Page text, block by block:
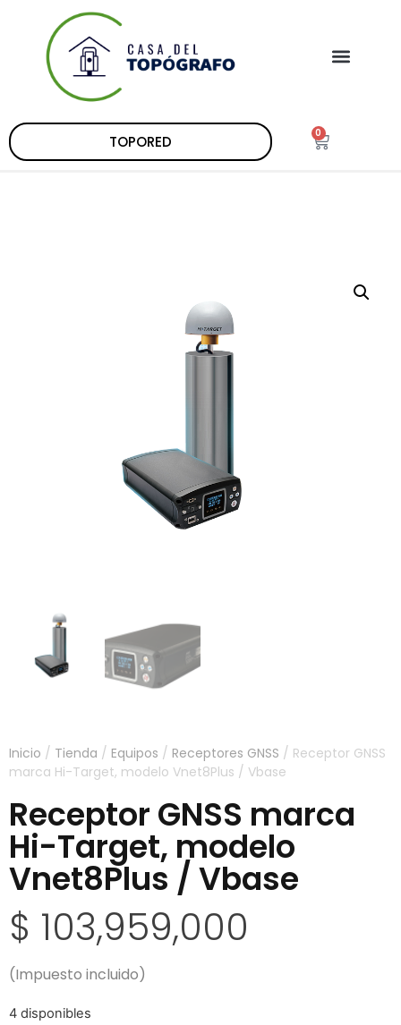
TOPORED 0
Inicio / Tienda / Equipos / Receptores GNSS / Receptor GNSS
marca Hi-Target, modelo Vnet8Plus / Vbase
Receptor GNSS marca
Hi-Target, modelo
Vnet8Plus / Vbase
$ 103,959,000
(Impuesto incluido)
4 disponibles